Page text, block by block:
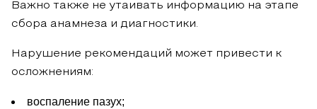
Важно также не утаивать информацию на этапе
сбора анамнеза и диагностики.
Нарушение рекомендаций может привести к
осложнениям:
воспаление пазух;